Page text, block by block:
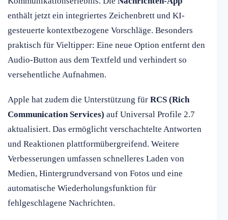
enthält jetzt ein integriertes Zeichenbrett und KI-
gesteuerte kontextbezogene Vorschläge. Besonders
praktisch für Vieltipper: Eine neue Option entfernt den
Audio-Button aus dem Textfeld und verhindert so
versehentliche Aufnahmen.
Apple hat zudem die Unterstützung für RCS (Rich
Communication Services) auf Universal Profile 2.7
aktualisiert. Das ermöglicht verschachtelte Antworten
und Reaktionen plattformübergreifend. Weitere
Verbesserungen umfassen schnelleres Laden von
Medien, Hintergrundversand von Fotos und eine
automatische Wiederholungsfunktion für
fehlgeschlagene Nachrichten.